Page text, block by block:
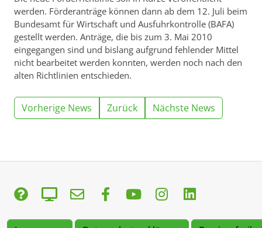
werden. Förderanträge können dann ab dem 12. Juli beim
Bundesamt für Wirtschaft und Ausfuhrkontrolle (BAFA)
gestellt werden. Anträge, die bis zum 3. Mai 2010
eingegangen sind und bislang aufgrund fehlender Mittel
nicht bearbeitet werden konnten, werden noch nach den
alten Richtlinien entschieden.
Vorherige News Zurück Nächste News